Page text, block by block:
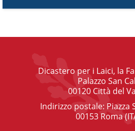
Dicastero per i Laici, la
Palazzo San
00120 Città del
Indirizzo postale: Piazza
00153 Roma